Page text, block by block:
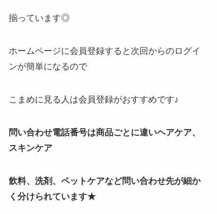
揃っています◎
ホームページに会員登録すると次回からのログイ
ンが簡単になるので
こまめに見る人は会員登録がおすすめです♪
問い合わせ電話番号は商品ごとに違いヘアケア、
スキンケア
飲料、洗剤、ペットケアなど問い合わせ先が細か
く分けられています★